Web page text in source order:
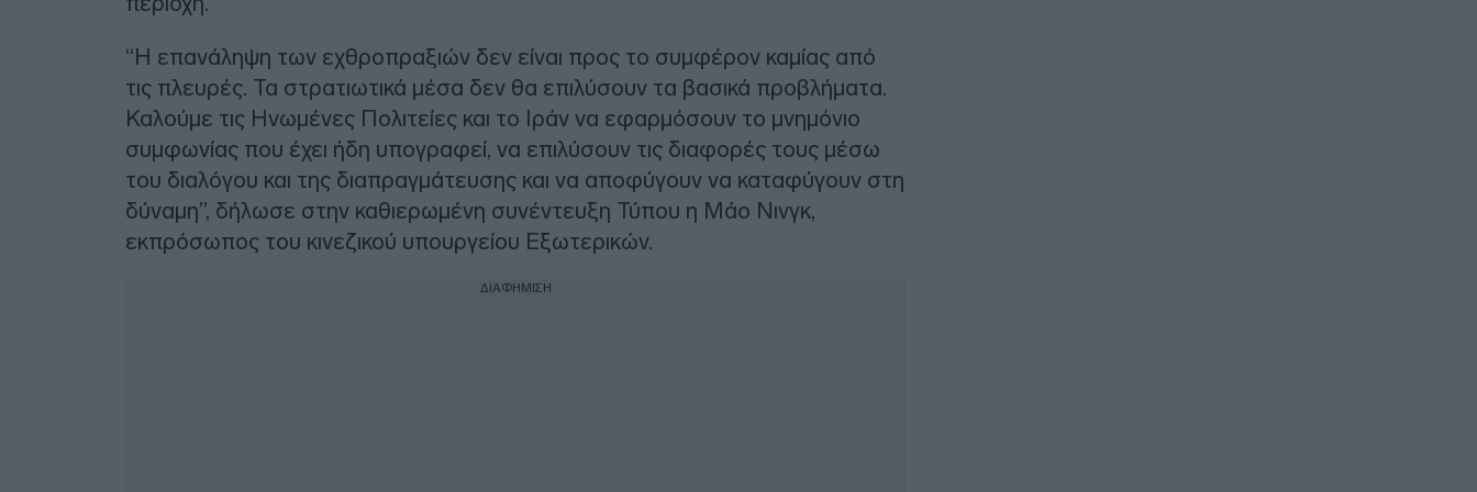
“Η επανάληψη των εχθροπραξιών δεν είναι προς το συμφέρον καμίας από
τις πλευρές. Τα στρατιωτικά μέσα δεν θα επιλύσουν τα βασικά προβλήματα.
Καλούμε τις Ηνωμένες Πολιτείες και το Ιράν να εφαρμόσουν το μνημόνιο
συμφωνίας που έχει ήδη υπογραφεί, να επιλύσουν τις διαφορές τους μέσω
του διαλόγου και της διαπραγμάτευσης και να αποφύγουν να καταφύγουν στη
δύναμη”, δήλωσε στην καθιερωμένη συνέντευξη Τύπου η Μάο Νινγκ,
εκπρόσωπος του κινεζικού υπουργείου Εξωτερικών.
ΔΙΑΦΗΜΙΣΗ